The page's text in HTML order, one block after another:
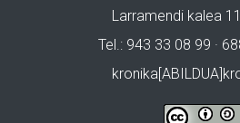
Larramendi kalea
Tel.: 943 33 08 99 ·